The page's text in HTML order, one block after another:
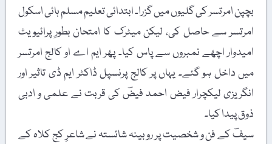
بچپن امرتسر کی گلیوں میں گزرا۔ ابتدائی تعلیم مسلم ہائی اسکول
امرتسر سے حاصل کی، لیکن میٹرک کا امتحان بطورِ پرائیویٹ
امیدوار اچھے نمبروں سے پاس کیا۔ پھر ایم اے او کالج امرتسر
میں داخل ہو گئے۔ یہاں پر کالج پرنسپل ڈاکٹر ایم ڈی تاثیر اور
انگریزی لیکچرار فیض احمد فیضؔ کی قربت نے علمی و ادبی
ذوق پیدا کیا۔
سیفؔ کے فن و شخصیت پر روبینہ شائستہ نے شاعرِ کج کلاہ کے